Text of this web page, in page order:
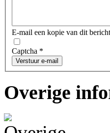
E-mail een kopie van dit
Captcha *
Verstuur e-mail
Overige